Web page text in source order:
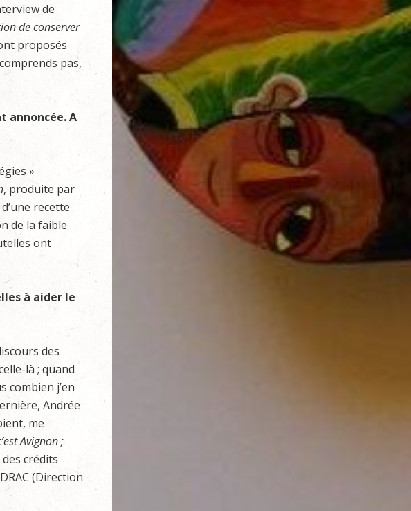
de
de conserver
proposés
pas,
annoncée. A
»
, produite par
recette
de la faible
ont
à aider le
des
là ; quand
combien j’en
Andrée
me
Avignon ;
crédits
(Direction